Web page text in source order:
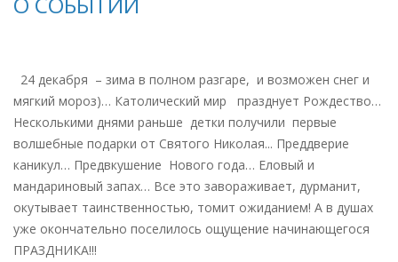
24 декабря – зима в полном разгаре, и возможен снег и
мягкий мороз)… Католический мир празднует Рождество…
Несколькими днями раньше детки получили первые
волшебные подарки от Святого Николая... Преддверие
каникул… Предвкушение Нового года… Еловый и
мандариновый запах… Все это завораживает, дурманит,
окутывает таинственностью, томит ожиданием! А в душах
уже окончательно поселилось ощущение начинающегося
ПРАЗДНИКА!!!